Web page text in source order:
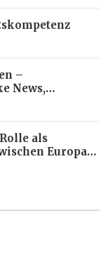
–
News,
Akademie
als
Europa